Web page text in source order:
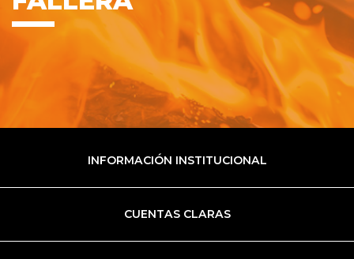
INFORMACIÓN INSTITUCIONAL
CUENTAS CLARAS